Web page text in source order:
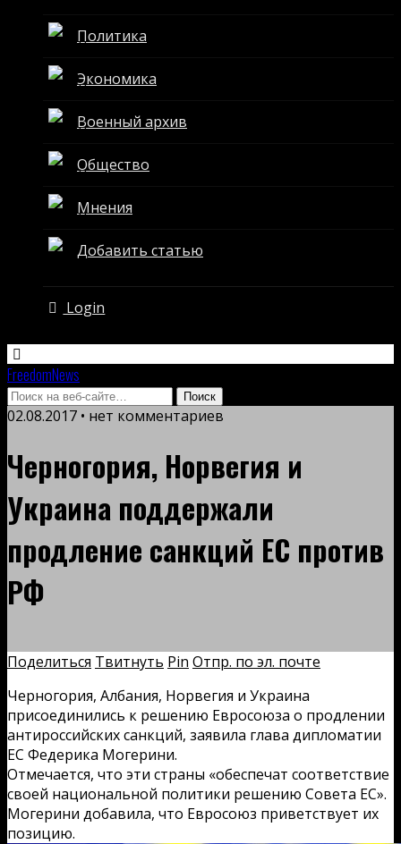
Политика
Экономика
Военный архив
Общество
Мнения
Добавить статью
Login
FreedomNews
02.08.2017 • нет комментариев
Черногория, Норвегия и
Украина поддержали
продление санкций ЕС против
РФ
Поделиться Твитнуть Pin Отпр. по эл. почте
Черногория, Албания, Норвегия и Украина
присоединились к решению Евросоюза о продлении
антироссийских санкций, заявила глава дипломатии
ЕС Федерика Могерини.
Отмечается, что эти страны «обеспечат соответствие
своей национальной политики решению Совета ЕС».
Могерини добавила, что Евросоюз приветствует их
позицию.